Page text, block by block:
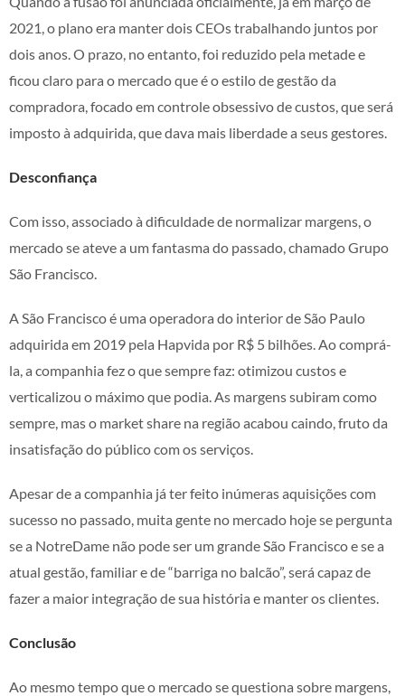
2021, o plano era manter dois CEOs trabalhando juntos por
dois anos. O prazo, no entanto, foi reduzido pela metade e
ficou claro para o mercado que é o estilo de gestão da
compradora, focado em controle obsessivo de custos, que será
imposto à adquirida, que dava mais liberdade a seus gestores.
Desconfiança
Com isso, associado à dificuldade de normalizar margens, o
mercado se ateve a um fantasma do passado, chamado Grupo
São Francisco.
A São Francisco é uma operadora do interior de São Paulo
adquirida em 2019 pela Hapvida por R$ 5 bilhões. Ao comprá-
la, a companhia fez o que sempre faz: otimizou custos e
verticalizou o máximo que podia. As margens subiram como
sempre, mas o market share na região acabou caindo, fruto da
insatisfação do público com os serviços.
Apesar de a companhia já ter feito inúmeras aquisições com
sucesso no passado, muita gente no mercado hoje se pergunta
se a NotreDame não pode ser um grande São Francisco e se a
atual gestão, familiar e de “barriga no balcão”, será capaz de
fazer a maior integração de sua história e manter os clientes.
Conclusão
Ao mesmo tempo que o mercado se questiona sobre margens,